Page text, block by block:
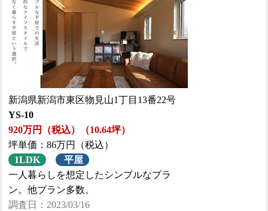
新潟県新潟市東区物見山1丁目13番22号
YS-10
920万円（税込）（10.64坪）
坪単価：86万円（税込）
1LDK
平屋
一人暮らしを想定したシンプルなプラ
ン。他プラン多数。
調査日：2023/03/16